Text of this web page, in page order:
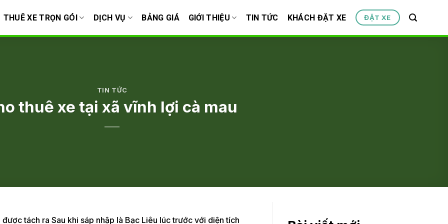
THUÊ XE TRỌN GÓI DỊCH VỤ BẢNG GIÁ GIỚI THIỆU TIN TỨC KHÁCH ĐẶT XE ĐẶT XE
TIN TỨC
thuê xe tại xã vĩnh lợi cà mau
tách ra Sau khi sáp nhập là Bạc Liêu lúc trước với diện tích